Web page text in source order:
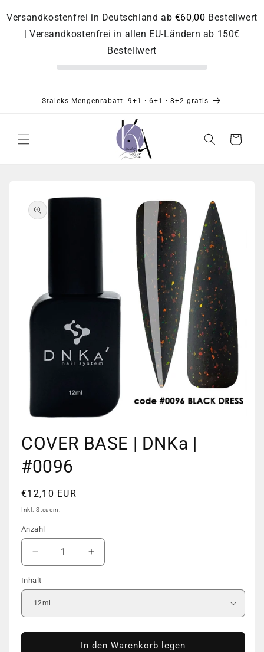
Versandkostenfrei in Deutschland ab €60,00 Bestellwert
| Versandkostenfrei in allen EU-Ländern ab 150€
Bestellwert
zum
Inhalt
Staleks Mengenrabatt: 9+1 · 6+1 · 8+2 gratis
Warenkorb
in
Modal
öffnen
COVER BASE | DNKa |
#0096
Normaler
Preis
€12,10 EUR
Inkl. Steuern.
Anzahl
Anzahl
Verringere
die
Menge
für
COVER
BASE
|
Erhöhe
die
für
BASE
|
DNKa
Inhalt
In den Warenkorb legen